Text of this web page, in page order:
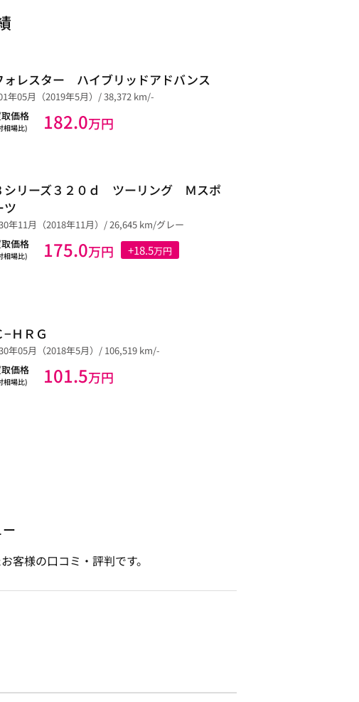
ォレスター ハイブリッドアドバンス
年05月（2019年5月）/ 38,372 km/-
価格
相場比) 182.0万円
シリーズ３２０ｄ ツーリング Ｍスポ
ツ
年11月（2018年11月）/ 26,645 km/グレー
価格
相場比) 175.0万円 +18.5万円
−ＨＲＧ
年05月（2018年5月）/ 106,519 km/-
価格
相場比) 101.5万円
客様の口コミ・評判です。